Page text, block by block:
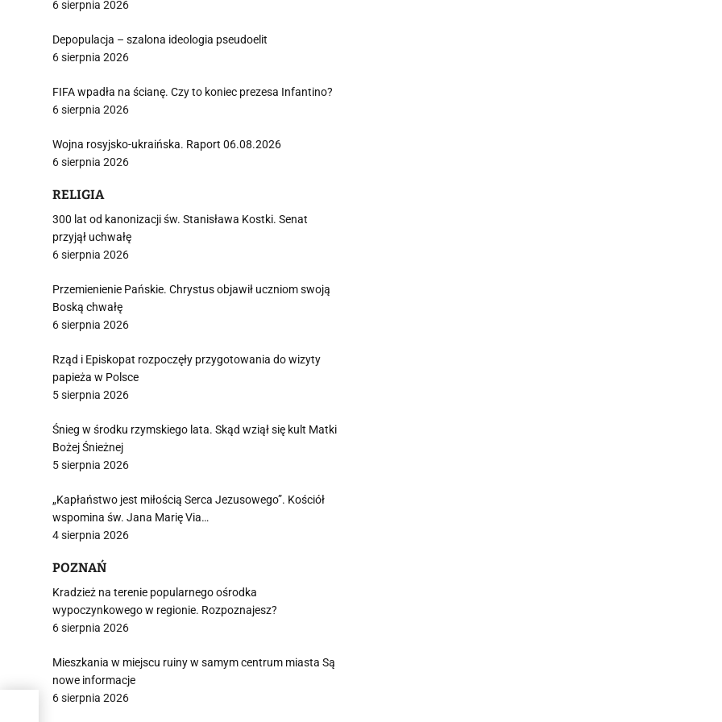
6 sierpnia 2026
Depopulacja – szalona ideologia pseudoelit
6 sierpnia 2026
FIFA wpadła na ścianę. Czy to koniec prezesa Infantino?
6 sierpnia 2026
Wojna rosyjsko-ukraińska. Raport 06.08.2026
6 sierpnia 2026
RELIGIA
300 lat od kanonizacji św. Stanisława Kostki. Senat
przyjął uchwałę
6 sierpnia 2026
Przemienienie Pańskie. Chrystus objawił uczniom swoją
Boską chwałę
6 sierpnia 2026
Rząd i Episkopat rozpoczęły przygotowania do wizyty
papieża w Polsce
5 sierpnia 2026
Śnieg w środku rzymskiego lata. Skąd wziął się kult Matki
Bożej Śnieżnej
5 sierpnia 2026
„Kapłaństwo jest miłością Serca Jezusowego”. Kościół
wspomina św. Jana Marię Via…
4 sierpnia 2026
POZNAŃ
Kradzież na terenie popularnego ośrodka
wypoczynkowego w regionie. Rozpoznajesz?
6 sierpnia 2026
Mieszkania w miejscu ruiny w samym centrum miasta Są
nowe informacje
6 sierpnia 2026